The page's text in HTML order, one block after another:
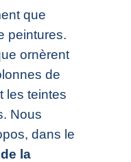
que
peintures.
ornèrent
de
les teintes
Nous
dans le
la